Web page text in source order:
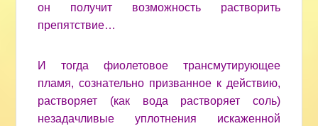
он получит возможность растворить
препятствие…
И тогда фиолетовое трансмутирующее
пламя, сознательно призванное к действию,
растворяет (как вода растворяет соль)
незадачливые уплотнения искаженной